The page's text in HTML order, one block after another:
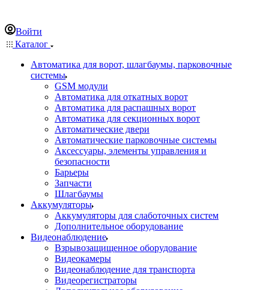
Войти
Каталог
Автоматика для ворот, шлагбаумы, парковочные
системы
GSM модули
Автоматика для откатных ворот
Автоматика для распашных ворот
Автоматика для секционных ворот
Автоматические двери
Автоматические парковочные системы
Аксессуары, элементы управления и
безопасности
Барьеры
Запчасти
Шлагбаумы
Аккумуляторы
Аккумуляторы для слаботочных систем
Дополнительное оборудование
Видеонаблюдение
Взрывозащищенное оборудование
Видеокамеры
Видеонаблюдение для транспорта
Видеорегистраторы